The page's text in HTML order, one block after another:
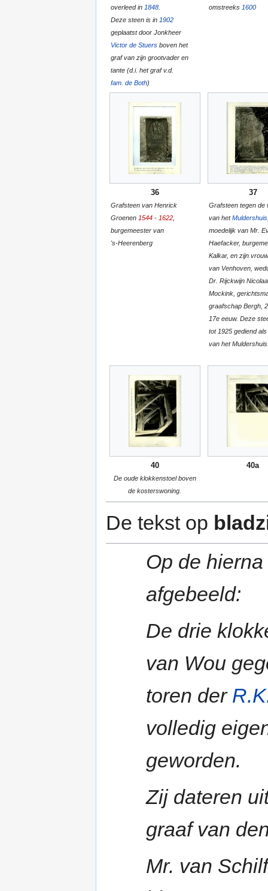
overleed in 1848.
Deze steen is in 1902
geplaatst door Jonkheer
Victor de Stuers boven het
graf van zijn grootvader en
tante (d.i. het graf v.d.
fam. de Both)
omstreeks 1600
36
Grafsteen van Henrick
Groenen 1544 - 1622
burgemeester van
's-Heerenberg
37
Grafsteen tegen de
van hetMuldershuis
moedelijk van Mr.
Haefacker,
Kalkar, en zijn
van Venhoven,
Dr. Rijckwijn
Mockink,
graafschap Bergh,
17e eeuw. Deze
tot 1925 gediend
van het
40
De oude klokkenstoel boven
de kosterswoning.
40a
De tekst op
Op de
afgebeeld:
De drie
van Wou
toren der
volledig
geworden.
Zij dateren
graaf van
Mr. van